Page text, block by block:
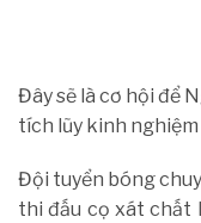
Đây sẽ là cơ hội để
tích lũy kinh nghiệm
Đội tuyển bóng
thi đấu cọ xát chất